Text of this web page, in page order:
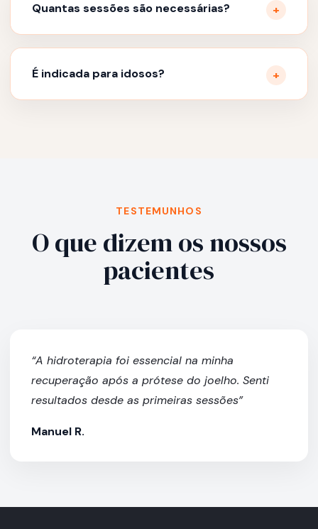
Quantas sessões são necessárias?
É indicada para idosos?
TESTEMUNHOS
O que dizem os nossos
pacientes
“A hidroterapia foi essencial na minha
recuperação após a prótese do joelho. Senti
resultados desde as primeiras sessões”
Manuel R.